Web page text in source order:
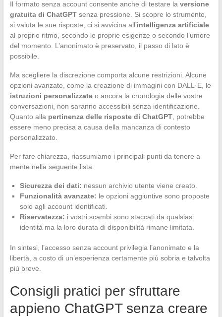
Il formato senza account consente anche di testare la versione
gratuita di ChatGPTsenza pressione. Si scopre lo strumento,
si valuta le sue risposte, ci si avvicina all’intelligenza artificiale
al proprio ritmo, secondo le proprie esigenze o secondo l’umore
del momento. L’anonimato è preservato, il passo di lato è
possibile.
Ma scegliere la discrezione comporta alcune restrizioni. Alcune
opzioni avanzate, come la creazione di immagini con DALL·E, le
istruzioni personalizzateo ancora la cronologia delle vostre
conversazioni, non saranno accessibili senza identificazione.
Quanto alla pertinenza delle risposte di ChatGPT, potrebbe
essere meno precisa a causa della mancanza di contesto
personalizzato.
Per fare chiarezza, riassumiamo i principali punti da tenere a
mente nella seguente lista:
Sicurezza dei dati: nessun archivio utente viene creato.
Funzionalità avanzate: le opzioni aggiuntive sono proposte
solo agli account identificati.
Riservatezza: i vostri scambi sono staccati da qualsiasi
identità ma la loro durata di disponibilità rimane limitata.
In sintesi, l’accesso senza account privilegia l’anonimato e la
libertà, a costo di un’esperienza certamente più sobria e talvolta
più breve.
Consigli pratici per sfruttare
appieno ChatGPT senza creare